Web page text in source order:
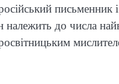
письменник
до числа